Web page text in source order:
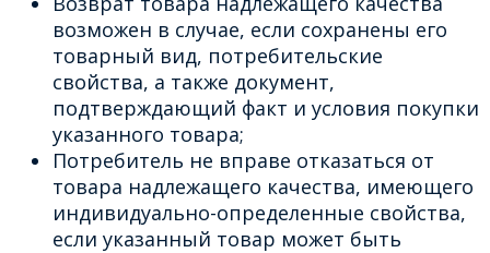
возможен в случае, если сохранены его
товарный вид, потребительские
свойства, а также документ,
подтверждающий факт и условия покупки
указанного товара;
Потребитель не вправе отказаться от
товара надлежащего качества, имеющего
индивидуально-определенные свойства,
если указанный товар может быть